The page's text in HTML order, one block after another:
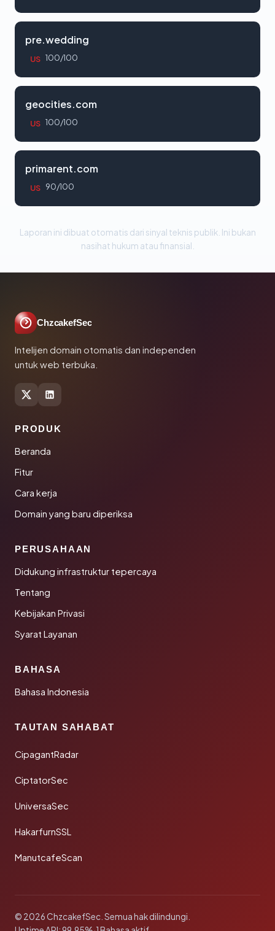
pre.wedding
US 100/100
geocities.com
US 100/100
primarent.com
US 90/100
Laporan ini dibuat otomatis dari sinyal teknis publik. Ini bukan
nasihat hukum atau finansial.
ChzcakefSec
Intelijen domain otomatis dan independen
untuk web terbuka.
PRODUK
Beranda
Fitur
Cara kerja
Domain yang baru diperiksa
PERUSAHAAN
Didukung infrastruktur tepercaya
Tentang
Kebijakan Privasi
Syarat Layanan
BAHASA
Bahasa Indonesia
TAUTAN SAHABAT
CipagantRadar
CiptatorSec
UniversaSec
HakarfurnSSL
ManutcafeScan
© 2026 ChzcakefSec. Semua hak dilindungi.